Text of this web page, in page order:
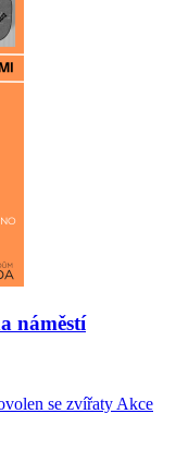
náměstí
se zvířaty Akce